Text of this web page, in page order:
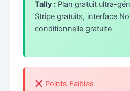
Tally :Plan gratuit ultra-
Stripe gratuits, interface
conditionnelle gratuite
Points Faibles